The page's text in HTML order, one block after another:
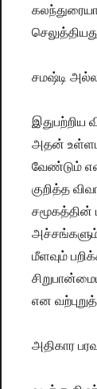
சமஷ்டி
இதுபற்றிய
அதன்
வேண்டும்
குறித்த
சமூகத்தின்
மீளவும்
என
அதிகார